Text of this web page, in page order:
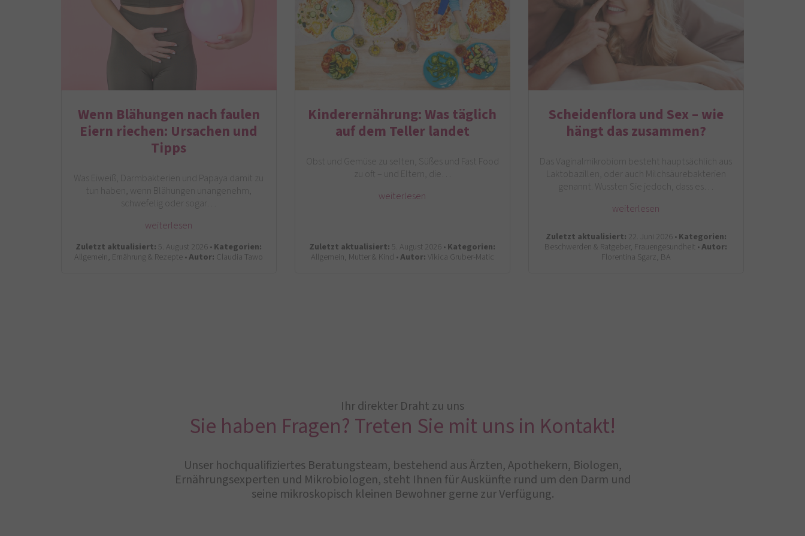
Wenn Blähungen nach faulen
Eiern riechen: Ursachen und
Tipps
Was Eiweiß, Darmbakterien und Papaya damit zu
tun haben, wenn Blähungen unangenehm,
schwefelig oder sogar…
weiterlesen
Zuletzt aktualisiert: 5. August 2026 •Kategorien:
Allgemein, Ernährung & Rezepte •Autor: Claudia Tawo
Kinderernährung: Was täglich
auf dem Teller landet
Obst und Gemüse zu selten, Süßes und Fast Food
zu oft – und Eltern, die…
weiterlesen
Zuletzt aktualisiert: 5. August 2026 •Kategorien:
Allgemein, Mutter & Kind •Autor:Vikica Gruber-Matic
Scheidenflora und Sex – wie
hängt das zusammen?
Das Vaginalmikrobiom besteht hauptsächlich aus
Laktobazillen, oder auch Milchsäurebakterien
genannt. Wussten Sie jedoch, dass es…
weiterlesen
Zuletzt aktualisiert: 22. Juni 2026 •Kategorien:
Beschwerden & Ratgeber, Frauengesundheit •Autor:
Florentina Sgarz, BA
Ihr direkter Draht zu uns
Sie haben Fragen? Treten Sie mit uns in Kontakt!
Unser hochqualifiziertes Beratungsteam, bestehend aus Ärzten, Apothekern, Biologen,
Ernährungsexperten und Mikrobiologen, steht Ihnen für Auskünfte rund um den Darm und
seine mikroskopisch kleinen Bewohner gerne zur Verfügung.